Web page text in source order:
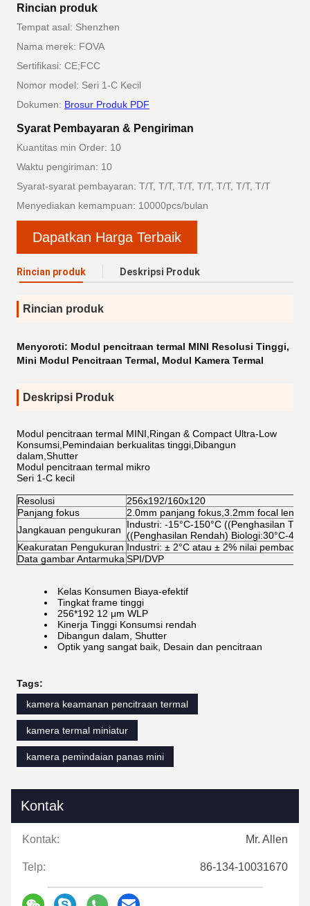
Rincian produk
Tempat asal: Shenzhen
Nama merek: FOVA
Sertifikasi: CE;FCC
Nomor model: Seri 1-C Kecil
Dokumen: Brosur Produk PDF
Syarat Pembayaran & Pengiriman
Kuantitas min Order: 10
Waktu pengiriman: 10
Syarat-syarat pembayaran: T/T, T/T, T/T, T/T, T/T, T/T, T/T
Menyediakan kemampuan: 10000pcs/bulan
Dapatkan Harga Terbaik
Rincian produk Deskripsi Produk
Rincian produk
Menyoroti: Modul pencitraan termal MINI Resolusi Tinggi,
Mini Modul Pencitraan Termal, Modul Kamera Termal
Deskripsi Produk
Modul pencitraan termal MINI,Ringan & Compact Ultra-Low
Konsumsi,Pemindaian berkualitas tinggi,Dibangun
dalam,Shutter
Modul pencitraan termal mikro
Seri 1-C kecil
Resolusi
256x192/160x120
Panjang fokus
2.0mm panjang fokus,3.2mm focal
Jangkauan pengukuran
Industri: -15°C-150°C ((Penghasilan
((Penghasilan Rendah) Biologi:30°C-45°C
Keakuratan Pengukuran Industri: ± 2°C atau ± 2% nilai
Data gambar Antarmuka SPI/DVP
Kelas Konsumen Biaya-efektif
Tingkat frame tinggi
256*192 12 μm WLP
Kinerja Tinggi Konsumsi rendah
Dibangun dalam, Shutter
Optik yang sangat baik, Desain dan pencitraan
Tags:
kamera keamanan pencitraan termal
kamera termal miniatur
kamera pemindaian panas mini
Kontak
Kontak: Mr. Allen
Telp: 86-134-10031670